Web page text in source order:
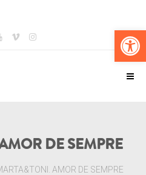
DE SEMPRE
AMOR DE SEMPRE